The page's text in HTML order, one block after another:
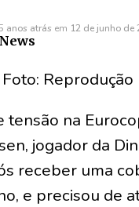
anos atrás em 12 de junho de
Reprodução
tensão na
jogador da
receber uma
e precisou de